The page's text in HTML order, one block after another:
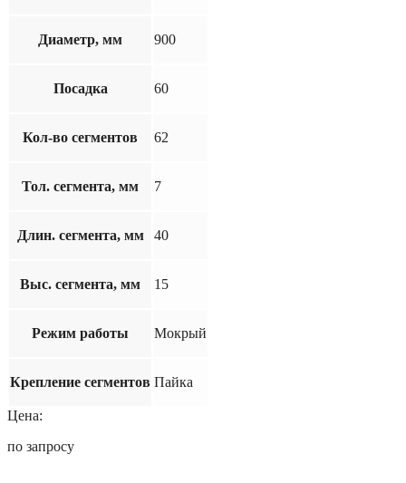
Диаметр, мм 900
Посадка 60
Кол-во сегментов 62
Тол. сегмента, мм 7
Длин. сегмента, мм 40
Выс. сегмента, мм 15
Режим работы Мокрый
Крепление сегментов Пайка
Цена:
по запросу